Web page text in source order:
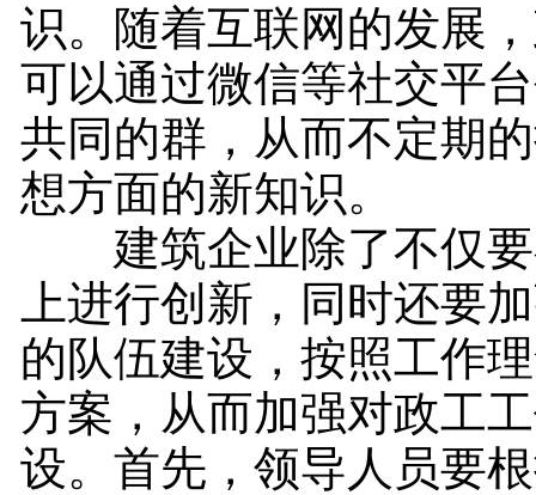
识。随着互联网的发展
可以通过微信等社交平
共同的群，从而不定期
想方面的新知识。
建筑企业除了不仅要
上进行创新，同时还要
的队伍建设，按照工作
方案，从而加强对政工
设。首先，领导人员要